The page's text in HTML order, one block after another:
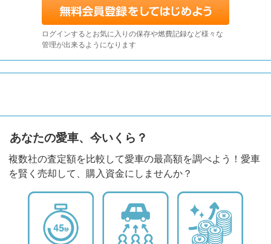
ログインするとお気に入りの保存や燃費記録など様々な
管理が出来るようになります
あなたの愛車、今いくら？
複数社の査定額を比較して愛車の最高額を調べよう！愛車
を賢く売却して、購入資金にしませんか？